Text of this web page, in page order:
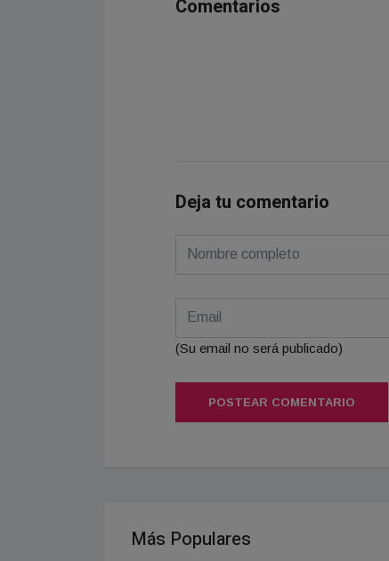
Comentarios
Deja tu comentario
(Su email no será publicado)
POSTEAR COMENTARIO
Más Populares